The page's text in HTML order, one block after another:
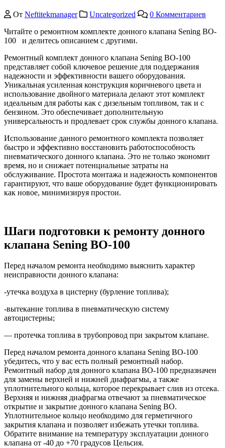
От Neftitekmanager Uncategorized
0 Комментариев
Читайте о ремонтном комплекте донного клапана Sening BO-
100 и делитесь описанием с другими.
Ремонтный комплект донного клапана Sening BO-100
представляет собой ключевое решение для поддержания
надежности и эффективности вашего оборудования.
Уникальная усиленная конструкция коричневого цвета и
использование двойного материала делают этот комплект
идеальным для работы как с дизельным топливом, так и с
бензином. Это обеспечивает дополнительную
универсальность и продлевает срок службы донного клапана.
Использование данного ремонтного комплекта позволяет
быстро и эффективно восстановить работоспособность
пневматического донного клапана. Это не только экономит
время, но и снижает потенциальные затраты на
обслуживание. Простота монтажа и надежность компонентов
гарантируют, что ваше оборудование будет функционировать
как новое, минимизируя простои.
Шаги подготовки к ремонту донного
клапана Sening BO-100
Перед началом ремонта необходимо выяснить характер
неисправности донного клапана:
-утечка воздуха в цистерну (бурление топлива);
-вытекание топлива в пневматическую систему
автоцистерны;
— протечка топлива в трубопровод при закрытом клапане.
Перед началом ремонта донного клапана Sening BO-100
убедитесь, что у вас есть полный ремонтный набор.
Ремонтный набор для донного клапана BO-100 предназначен
для замены верхней и нижней диафрагмы, а также
уплотнительного кольца, которое перекрывает слив из отсека.
Верхняя и нижняя диафрагма отвечают за пневматическое
открытие и закрытие донного клапана Sening BO.
Уплотнительное кольцо необходимо для герметичного
закрытия клапана и позволяет избежать утечки топлива.
Обратите внимание на температуру эксплуатации донного
клапана от -40 до +70 градусов Цельсия.